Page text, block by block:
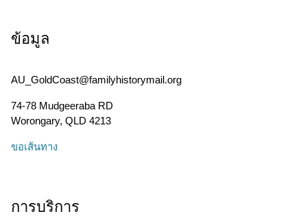
ข้อมูล
AU_GoldCoast@familyhistorymail.org
74-78 Mudgeeraba RD
Worongary, QLD 4213
ขอเส้นทาง
การบริการ